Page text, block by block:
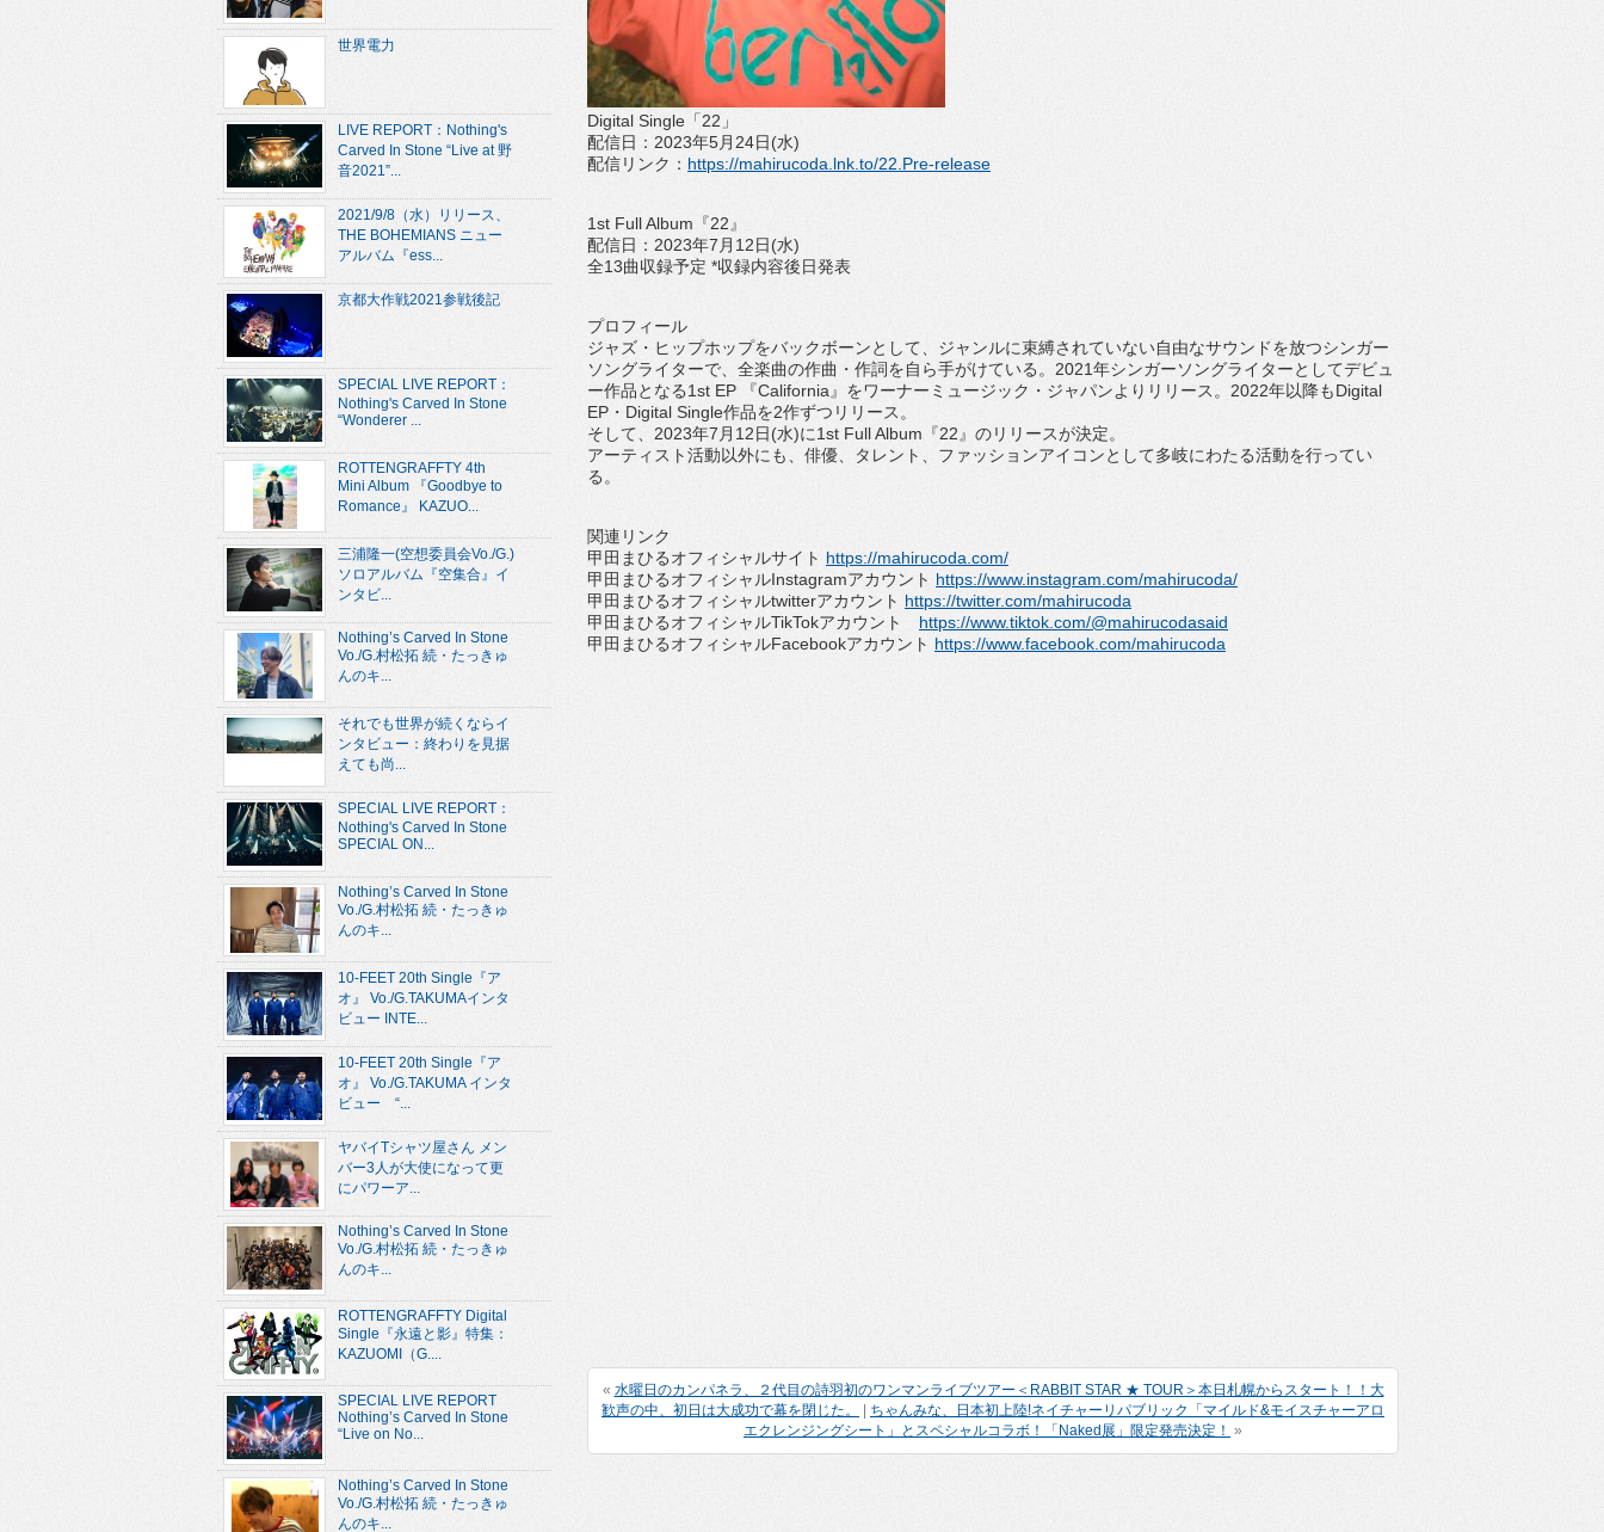
Digital Single 「22 」
配信日： 2023年5月 24日(水)
配信リンク： https://mahirucoda.lnk. to/22.Pre-release
1st Full Album 『22 』
配信日： 2023年7 月 12日(水)
全13曲収録予定 *収録内容後日発表
プロフィール
ジャズ・ヒップホップをバックボーンとして、 ジャンルに束縛されていない自由なサウンドを放つシンガー
ソングライターで、全楽曲の作曲・作詞を自ら手がけている。 2021年シンガーソングライターとしてデビュ
ー作品となる1st EP 『California 』をワーナーミュージック・ ジャパンよりリリース。 2022年以降もDigital
EP ・ Digital Single作品を2作ずつリリース。
そして、 2023年7 月 12日(水)に1st Full Album 『22 』のリリースが決定。
アーティスト活動以外にも、俳優、タレント、 ファッションアイコンとして多岐にわたる活動を行ってい
る。
関連リンク
甲田まひるオフィシャルサイト https://mahirucoda.com/
甲田まひるオフィシャルInstagramアカウント https://www.instagram.com/mahirucoda/
甲田まひるオフィシャルtwitterアカウント https://twitter.com/mahirucoda
甲田まひるオフィシャルTikTokアカウント https://www.tiktok.com/@mahirucodasaid
甲田まひるオフィシャルFacebookアカウント https://www.facebook.com/mahirucoda
« 水曜日のカンパネラ、２代目の詩羽初のワンマンライブツアー＜RABBIT STAR ★ TOUR＞本日札幌からスタート！！大
歓声の中、初日は大成功で幕を閉じた。
ちゃんみな、日本初上陸!ネイチャーリパブリック「マイルド&モイスチャーアロ
エクレンジングシート」とスペシャルコラボ！「Naked展」限定発売決定！ »
世界電力
LIVE REPORT：Nothing's
Carved In Stone “Live at 野
音2021”...
2021/9/8（水）リリース、
THE BOHEMIANS ニュー
アルバム『ess...
京都大作戦2021参戦後記
SPECIAL LIVE REPORT：
Nothing's Carved In Stone
“Wonderer ...
ROTTENGRAFFTY 4th
Mini Album 『Goodbye to
Romance』 KAZUO...
三浦隆一(空想委員会Vo./G.)
ソロアルバム『空集合』イ
ンタビ...
Nothing’s Carved In Stone
Vo./G.村松拓 続・たっきゅ
んのキ...
それでも世界が続くならイ
ンタビュー：終わりを見据
えても尚...
SPECIAL LIVE REPORT：
Nothing's Carved In Stone
SPECIAL ON...
Nothing’s Carved In Stone
Vo./G.村松拓 続・たっきゅ
んのキ...
10-FEET 20th Single『ア
オ』 Vo./G.TAKUMAインタ
ビュー INTE...
10-FEET 20th Single『ア
オ』 Vo./G.TAKUMA インタ
ビュー “...
ヤバイTシャツ屋さん メン
バー3人が大使になって更
にパワーア...
Nothing’s Carved In Stone
Vo./G.村松拓 続・たっきゅ
んのキ...
ROTTENGRAFFTY Digital
Single『永遠と影』特集：
KAZUOMI（G....
SPECIAL LIVE REPORT
Nothing’s Carved In Stone
“Live on No...
Nothing’s Carved In Stone
Vo./G.村松拓 続・たっきゅ
んのキ...